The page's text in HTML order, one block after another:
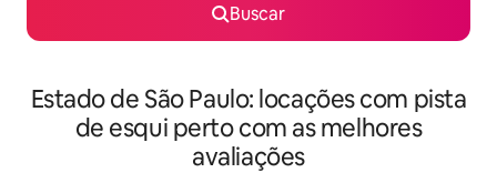
Buscar
Estado de São Paulo: locações com pista
de esqui perto com as melhores
avaliações